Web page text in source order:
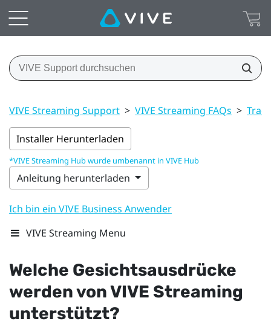
VIVE Streaming Support > VIVE Streaming FAQs >
Installer Herunterladen
*VIVE Streaming Hub wurde umbenannt in VIVE Hub
Anleitung herunterladen
Ich bin ein VIVE Business Anwender
VIVE Streaming Menu
Welche Gesichtsausdrücke
werden vonVIVE Streaming
unterstützt?